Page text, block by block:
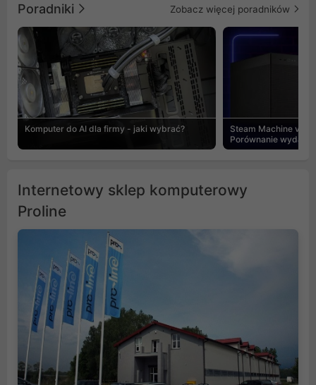
Poradniki Zobacz więcej poradników
Komputer do AI dla firmy - jaki wybrać?
Steam Machine vs
Porównanie
Internetowy sklep komputerowy
Proline